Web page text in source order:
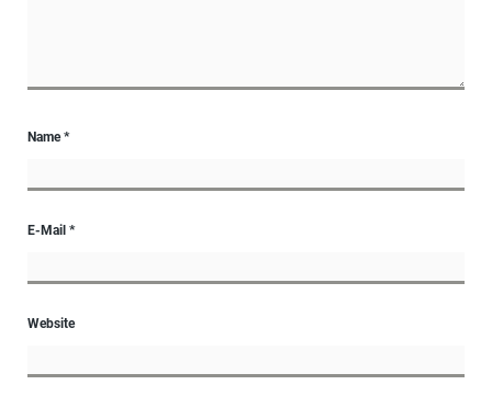
Name*
E-Mail *
Website